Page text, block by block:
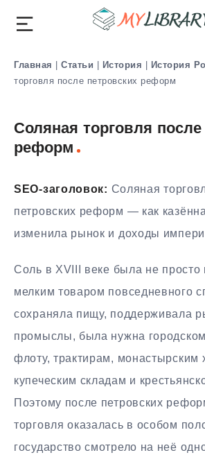
Главная | Статьи | История | История
торговля после петровских реформ
Соляная торговля после
реформ
SEO-заголовок: Соляная
петровских реформ — как
изменила рынок и доходы
Соль в XVIII веке была не просто
мелким товаром повседневного
сохраняла пищу, поддерживала
промыслы, была нужна
флоту, трактирам, монастырским
купеческим складам и
Поэтому после петровских
торговля оказалась в особом
государство смотрело на неё